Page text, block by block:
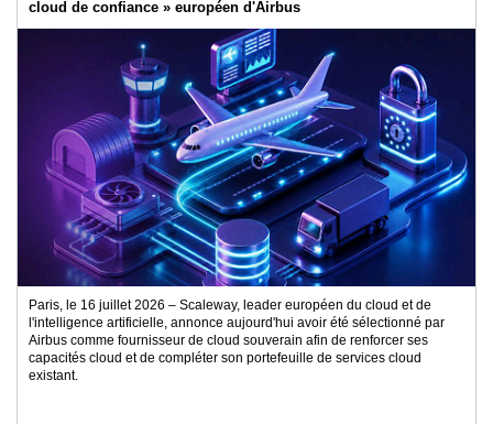
cloud de confiance » européen d'Airbus
Paris, le 16 juillet 2026 – Scaleway, leader européen du cloud et de
l'intelligence artificielle, annonce aujourd'hui avoir été sélectionné par
Airbus comme fournisseur de cloud souverain afin de renforcer ses
capacités cloud et de compléter son portefeuille de services cloud
existant.